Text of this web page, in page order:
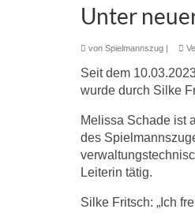
Unter
von Spielmannszug |
Seit dem
wurde durch Silke
Melissa Schade ist
des
Leiterin tätig.
Silke Fritsch: „Ich